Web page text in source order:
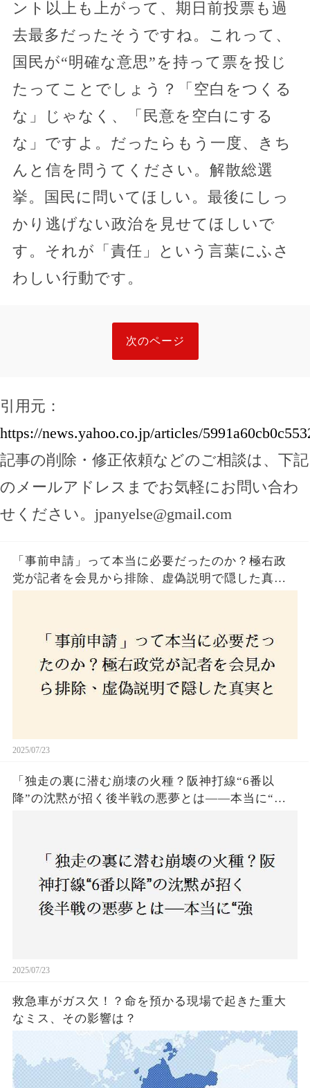
ント以上も上がって、期日前投票も過
去最多だったそうですね。これって、
国民が“明確な意思”を持って票を投じ
たってことでしょう？「空白をつくる
な」じゃなく、「民意を空白にする
な」ですよ。だったらもう一度、きち
んと信を問うてください。解散総選
挙。国民に問いてほしい。最後にしっ
かり逃げない政治を見せてほしいで
す。それが「責任」という言葉にふさ
わしい行動です。
次のページ
引用元：
https://news.yahoo.co.jp/articles/
記事の削除・修正依頼などのご相談は、下記
のメールアドレスまでお気軽にお問い合わ
せください。 jpanyelse@gmail.com
「事前申請」って本当に必要だったのか？極右政
党が記者を会見から排除、虚偽説明で隠した真実
2025/07/23
「独走の裏に潜む崩壊の火種？阪神打線“6番以
降”の沈黙が招く後半戦の悪夢とは——本当に“強
2025/07/23
救急車がガス欠！？命を預かる現場で起きた重大
なミス、その影響は？